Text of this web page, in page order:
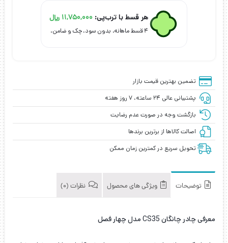
فصل
عدد
هر قسط با ترب‌پی: 11,750,000 ﷼
۴ قسط ماهانه. بدون سود، چک و ضامن.
تضمین بهترین قیمت بازار
پشتیبانی عالی ۲۴ ساعته، ۷ روز هفته
بازگشت وجه در صورت عدم رضایت
اصالت کالاها از برترین برندها
تحویل سریع در کمترین زمان ممکن
توضیحات ویژگی های محصول نظرات (0)
معرفی چادر چانگان CS35 مدل چهار فصل